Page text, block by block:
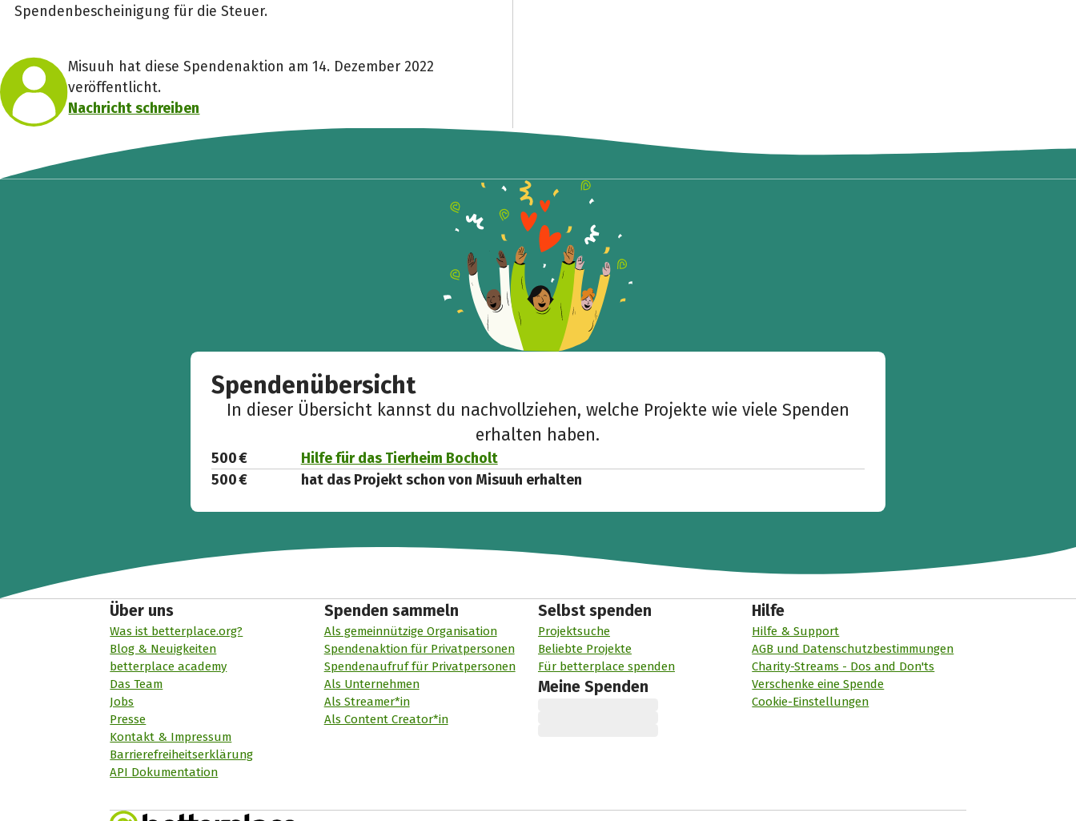
Spendenbescheinigung für die Steuer.
Misuuh hat diese Spendenaktion am 14. Dezember 2022
veröffentlicht.
Nachricht schreiben
Spendenübersicht
In dieser Übersicht kannst du nachvollziehen, welche Projekte wie viele Spenden
erhalten haben.
500 €
Hilfe für das Tierheim Bocholt
500 €
hat das Projekt schon von Misuuh erhalten
Über uns
Was ist betterplace.org?
Blog & Neuigkeiten
betterplace academy
Das Team
Jobs
Presse
Kontakt & Impressum
Barrierefreiheitserklärung
API Dokumentation
Spenden sammeln
Als gemeinnützige Organisation
Spendenaktion für Privatpersonen
Spendenaufruf für Privatpersonen
Als Unternehmen
Als Streamer*in
Als Content Creator*in
Selbst spenden
Projektsuche
Beliebte Projekte
Für betterplace spenden
Meine Spenden
Hilfe
Hilfe & Support
AGB und Datenschutzbestimmungen
Charity-Streams - Dos and Don'ts
Verschenke eine Spende
Cookie-Einstellungen